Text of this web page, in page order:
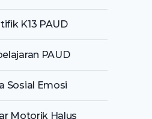
K13 PAUD
PAUD
Sosial Emosi
Motorik Halus